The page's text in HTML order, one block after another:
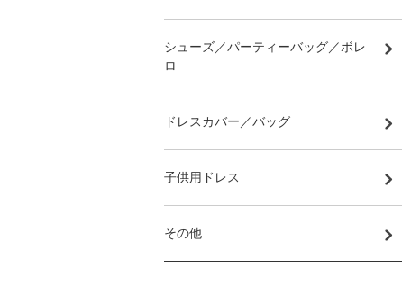
シューズ／パーティーバッグ／ボレ
ロ
ドレスカバー／バッグ
子供用ドレス
その他